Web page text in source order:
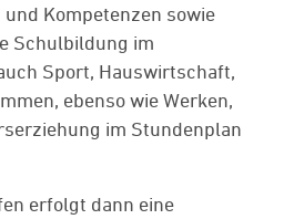
Kompetenzen sowie
Schulbildung im
Sport, Hauswirtschaft,
ebenso wie Werken,
im Stundenplan
erfolgt dann eine